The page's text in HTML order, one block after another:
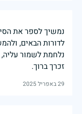
נמשיך לספר את
לדורות הבאים,
נלחמת לשמור עליה,
זכרך ברוך.
29 באפריל 2025